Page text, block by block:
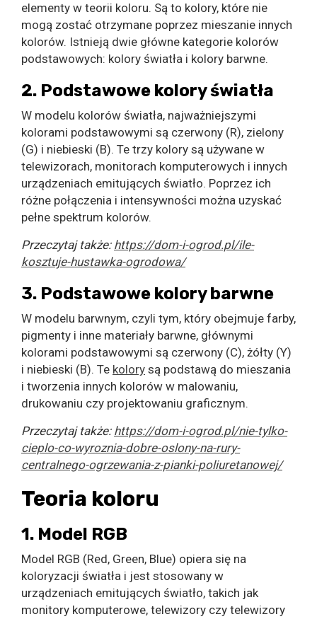
elementy w teorii koloru. Są to kolory, które nie
mogą zostać otrzymane poprzez mieszanie innych
kolorów. Istnieją dwie główne kategorie kolorów
podstawowych: kolory światła i kolory barwne.
2. Podstawowe kolory światła
W modelu kolorów światła, najważniejszymi
kolorami podstawowymi są czerwony (R), zielony
(G) i niebieski (B). Te trzy kolory są używane w
telewizorach, monitorach komputerowych i innych
urządzeniach emitujących światło. Poprzez ich
różne połączenia i intensywności można uzyskać
pełne spektrum kolorów.
Przeczytaj także: https://dom-i-ogrod.pl/ile-
kosztuje-hustawka-ogrodowa/
3. Podstawowe kolory barwne
W modelu barwnym, czyli tym, który obejmuje farby,
pigmenty i inne materiały barwne, głównymi
kolorami podstawowymi są czerwony (C), żółty (Y)
i niebieski (B). Te kolory są podstawą do mieszania
i tworzenia innych kolorów w malowaniu,
drukowaniu czy projektowaniu graficznym.
Przeczytaj także: https://dom-i-ogrod.pl/nie-tylko-
cieplo-co-wyroznia-dobre-oslony-na-rury-
centralnego-ogrzewania-z-pianki-poliuretanowej/
Teoria koloru
1. Model RGB
Model RGB (Red, Green, Blue) opiera się na
koloryzacji światła i jest stosowany w
urządzeniach emitujących światło, takich jak
monitory komputerowe, telewizory czy telewizory